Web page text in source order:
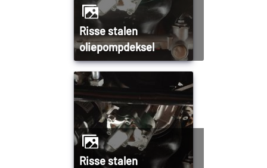
Risse stalen
oliepompdeksel
Risse stalen